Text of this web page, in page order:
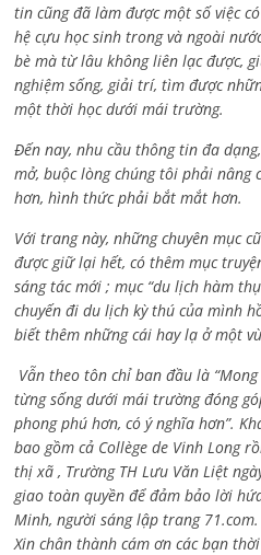
tin cũng đã làm được một số việc
hệ cựu học sinh trong và ngoài
bè mà từ lâu không liên lạc được,
nghiệm sống, giải trí, tìm được
một thời học dưới mái trường.
Đến nay, nhu cầu thông tin đa
mở, buộc lòng chúng tôi phải nâng
hơn, hình thức phải bắt mắt hơn.
Với trang này, những chuyên mục
được giữ lại hết, có thêm mục
sáng tác mới ; mục “du lịch hàm
chuyến đi du lịch kỳ thú của mình
biết thêm những cái hay lạ ở một
Vẫn theo tôn chỉ ban đầu là
từng sống dưới mái trường đóng
phong phú hơn, có ý nghĩa hơn”.
bao gồm cả Collège de Vinh Long
thị xã , Trường TH Lưu Văn Liệt
giao toàn quyền để đảm bảo lời
Minh, người sáng lập trang 71.com.
Xin chân thành cám ơn các bạn